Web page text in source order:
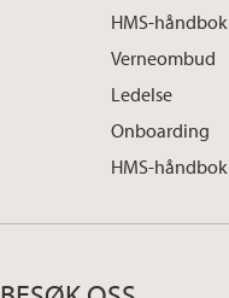
HMS-håndbok
Verneombud
Ledelse
Onboarding
HMS-håndbok